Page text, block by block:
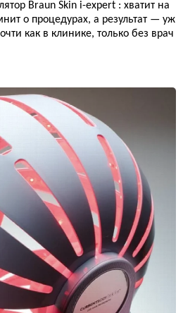
Braun Skin i-expert : хватит на
о процедурах, а результат — уж
как в клинике, только без врач